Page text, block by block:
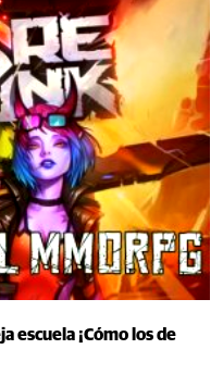
escuela ¡Cómo los de